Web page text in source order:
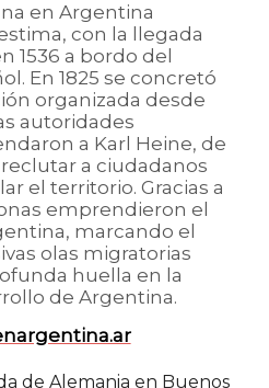
en Argentina
con la llegada
1536 a bordo del
En 1825 se concretó
organizada desde
autoridades
a Karl Heine, de
a ciudadanos
el territorio. Gracias a
emprendieron el
marcando el
olas migratorias
huella en la
de Argentina.
de Alemania en Buenos